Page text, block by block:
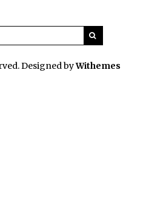
Designed byWithemes